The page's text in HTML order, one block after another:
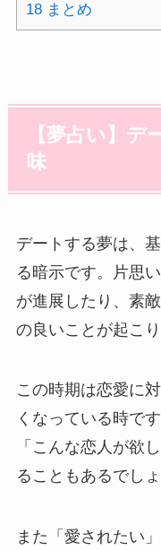
18まとめ
【夢占い】デ
味
デートする夢は、
る暗示です。片思
が進展したり、素
の良いことが起こり
この時期は恋愛に
くなっている時で
「こんな恋人が欲
ることもあるでしょ
また「愛されたい